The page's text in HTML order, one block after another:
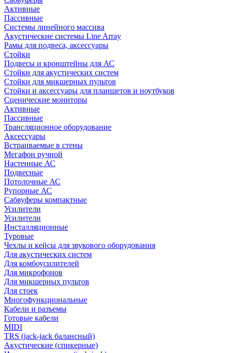
Активные
Пассивные
Системы линейного массива
Акустические системы Line Array
Рамы для подвеса, аксессуары
Стойки
Подвесы и кронштейны для АС
Стойки для акустических систем
Стойки для микшерных пультов
Стойки и аксессуары для планшетов и ноутбуков
Сценические мониторы
Активные
Пассивные
Трансляционное оборудование
Аксессуары
Встраиваемые в стены
Мегафон ручной
Настенные АС
Подвесные
Потолочные АС
Рупорные АС
Сабвуферы компактные
Усилители
Усилители
Инсталляционные
Туровые
Чехлы и кейсы для звукового оборудования
Для акустических систем
Для комбоусилителей
Для микрофонов
Для микшерных пультов
Для стоек
Многофункциональные
Кабели и разъемы
Готовые кабели
MIDI
TRS (jack-jack балансный)
Акустические (спикерные)